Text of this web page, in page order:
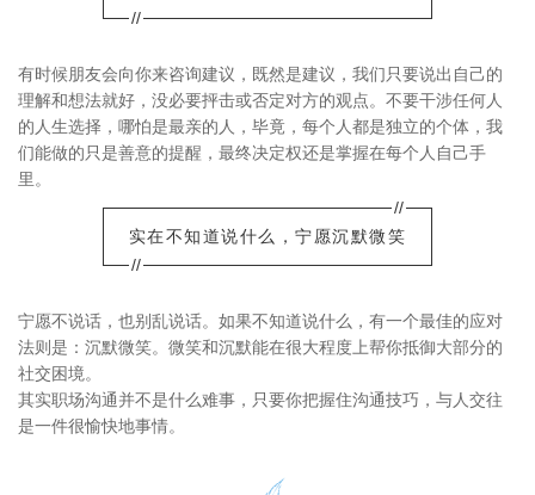
//
有时候朋友会向你来咨询建议，既然是建议，我们只要说出自己的
理解和想法就好，没必要抨击或否定对方的观点。不要干涉任何人
的人生选择，哪怕是最亲的人，毕竟，每个人都是独立的个体，我
们能做的只是善意的提醒，最终决定权还是掌握在每个人自己手
里。
//
实在不知道说什么，宁愿沉默微笑
//
宁愿不说话，也别乱说话。如果不知道说什么，有一个最佳的应对
法则是：沉默微笑。微笑和沉默能在很大程度上帮你抵御大部分的
社交困境。
其实职场沟通并不是什么难事，只要你把握住沟通技巧，与人交往
是一件很愉快地事情。